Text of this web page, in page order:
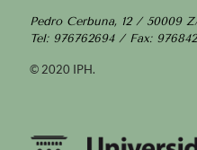
Pedro Cerbuna, 12 / 50009
Tel: 976762694 / Fax:
© 2020 IPH.